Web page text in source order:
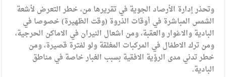
الملك يتلقى اتصالا هاتفيا من العاهل البحريني
القاضي محمود أحمد فريحات.. مبارك ومزيدا من التوفيق
وتحذر إدارة الأرصاد الجوية في تقريرها من، خطر التعرض لأشعة
الشمس المباشرة في أوقات الذروة (وقت الظهيرة) خصوصا في
البادية والاغوار والعقبة، ومن اشعال النيران في الاماكن الحرجية،
ومن ترك الاطفال في المركبات المغلقة ولو لفترة قصيرة، ومن
خطر تدني مدى الرؤية الافقية بسبب الغبار خاصة في مناطق
البادية.